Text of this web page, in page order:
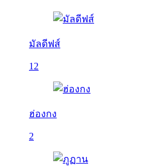
มัลดีฟส์
12
ฮ่องกง
2